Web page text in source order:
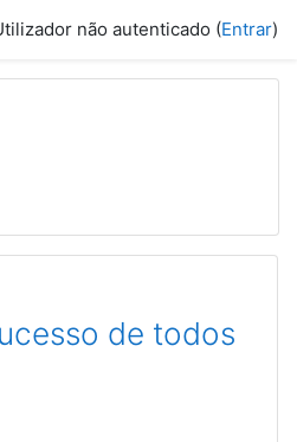
não autenticado (Entrar)
de todos